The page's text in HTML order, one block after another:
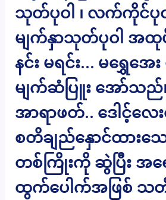
သုတ်ပုဝါ ၊ လက်ကိုင်ပုဝ
မျက်နှာသုတ်ပုဝါ အထု
နင်း မရင်း… မရွှေအေ
မျက်ဆံပြူး အော်သည်
အာရာဖတ်.. ဒေါင့်လေ
စတိချည်နှောင်ထားသ
တစ်ကြိုးကို ဆွဲပြီး အရေ
ထွက်ပေါက်အဖြစ် သ